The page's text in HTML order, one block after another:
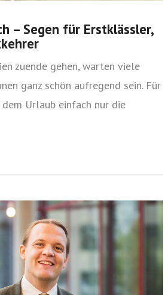
– Segen für Erstklässler,
zuende gehen, warten viele
ganz schön aufregend sein. Für
dem Urlaub einfach nur die